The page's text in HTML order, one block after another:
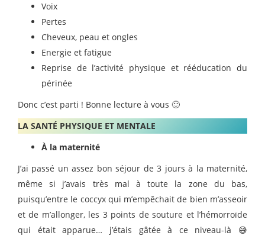
Voix
Pertes
Cheveux, peau et ongles
Energie et fatigue
Reprise de l’activité physique et rééducation du
périnée
Donc c’est parti ! Bonne lecture à vous 🙂
LA SANTÉ PHYSIQUE ET MENTALE
À la maternité
J’ai passé un assez bon séjour de 3 jours à la maternité,
même si j’avais très mal à toute la zone du bas,
puisqu’entre le coccyx qui m’empêchait de bien m’asseoir
et de m’allonger, les 3 points de souture et l’hémorroïde
qui était apparue… j’étais gâtée à ce niveau-là 😅